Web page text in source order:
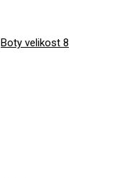
Boty velikost 8